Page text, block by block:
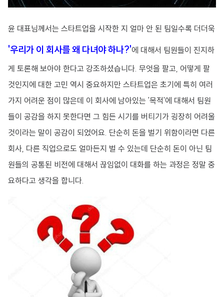
윤 대표님께서는 스타트업을 시작한 지 얼마 안 된 팀일수록 더더욱
'우리가 이 회사를 왜 다녀야 하나?'에 대해서 팀원들이 진지하
게 토론해 보아야 한다고 강조하셨습니다. 무엇을 팔고, 어떻게 팔
것인지에 대한 고민 역시 중요하지만 스타트업은 초기에 특히 여러
가지 어려운 점이 많은데 이 회사에 남아있는 '목적'에 대해서 팀원
들이 공감을 하지 못한다면 그 힘든 시기를 버티기가 굉장히 어려울
것이라는 말이 공감이 되었어요. 단순히 돈을 벌기 위함이라면 다른
회사, 다른 직업으로도 얼마든지 벌 수 있는데 단순히 돈이 아닌 팀
원들의 공통된 비전에 대해서 끊임없이 대화를 하는 과정은 정말 중
요하다고 생각을 합니다.